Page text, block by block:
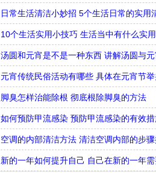
日常生活清洁小妙招 5个生活日常的实用
10个生活实用小技巧 生活当中有什么实
汤圆和元宵是不是一种东西 讲解汤圆与元
元宵传统民俗活动有哪些 具体在元宵节
脚臭怎样治能除根 彻底根除脚臭的方法
如何预防甲流感染 预防甲流感染的有效
空调的内部清洁方法 清洁空调内部的步
新的一年如何提升自己 自己在新的一年